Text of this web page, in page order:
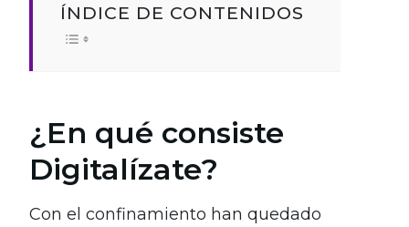
ÍNDICE DE CONTENIDOS
¿En qué consiste
Digitalízate?
Con el confinamiento han quedado